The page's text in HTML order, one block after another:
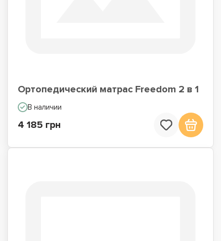
Ортопедический матрас Freedom 2 в 1
В наличии
4 185 грн